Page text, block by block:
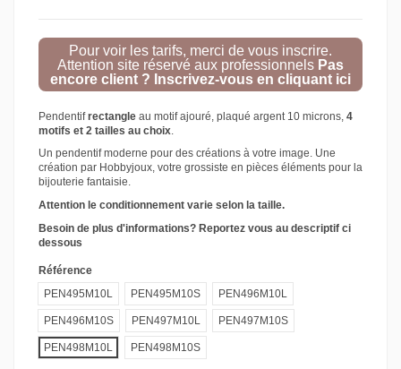
Pour voir les tarifs, merci de vous inscrire.
Attention site réservé aux professionnels Pas
encore client ? Inscrivez-vous en cliquant ici
Pendentifrectangle au motif ajouré, plaqué argent 10 microns, 4
motifs et 2 tailles au choix.
Un pendentif moderne pour des créations à votre image. Une
création par Hobbyjoux, votre grossiste en pièces éléments pour la
bijouterie fantaisie.
Attention le conditionnement varie selon la taille.
Besoin de plus d'informations? Reportez vous au descriptif ci
dessous
Référence
PEN495M10L
PEN495M10S PEN496M10L
PEN496M10S PEN497M10L PEN497M10S
PEN498M10L PEN498M10S